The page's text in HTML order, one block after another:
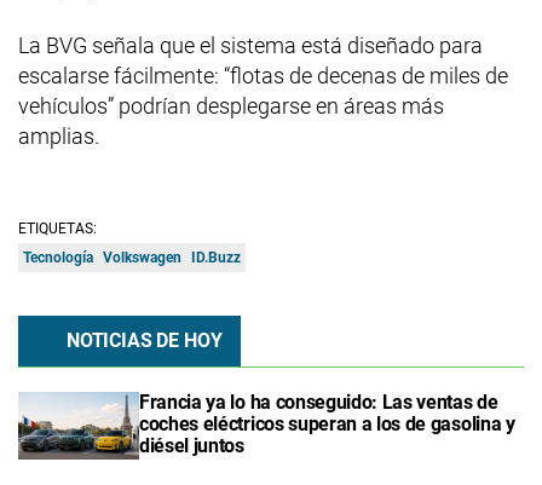
La BVG señala que el sistema está diseñado para
escalarse fácilmente: “flotas de decenas de miles de
vehículos” podrían desplegarse en áreas más
amplias.
ETIQUETAS:
Tecnología Volkswagen ID.Buzz
NOTICIAS DE HOY
Francia ya lo ha conseguido: Las ventas de
coches eléctricos superan a los de gasolina y
diésel juntos